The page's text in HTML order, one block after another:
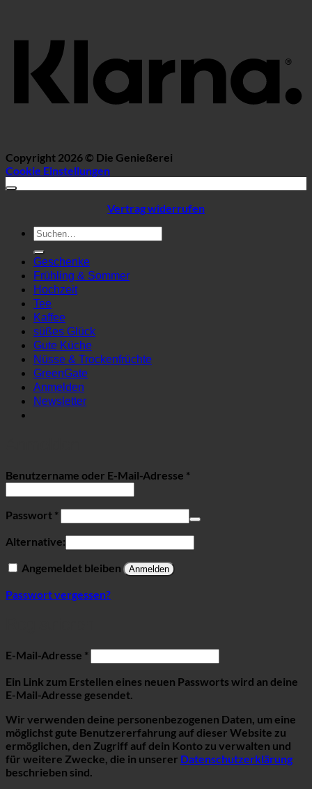
Copyright 2026 © Die Genießerei
Cookie Einstellungen
Vertrag widerrufen
Suchen
nach:
Geschenke
Frühling & Sommer
Hochzeit
Tee
Kaffee
süßes Glück
Gute Küche
Nüsse & Trockenfrüchte
GreenGate
Anmelden
Newsletter
Benutzername oder E-Mail-Adresse *Erforderlich
Passwort *Erforderlich
Alternative:
Angemeldet bleiben
Anmelden
Passwort vergessen?
E-Mail-Adresse *Erforderlich
Ein Link zum Erstellen eines neuen Passworts wird an deine
E-Mail-Adresse gesendet.
Wir verwenden deine personenbezogenen Daten, um eine
möglichst gute Benutzererfahrung auf dieser Website zu
ermöglichen, den Zugriff auf dein Konto zu verwalten und
für weitere Zwecke, die in unserer Datenschutzerklärung
beschrieben sind.